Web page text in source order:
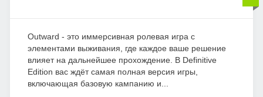
Outward - это иммерсивная ролевая игра с
элементами выживания, где каждое ваше решение
влияет на дальнейшее прохождение. В Definitive
Edition вас ждёт самая полная версия игры,
включающая базовую кампанию и...